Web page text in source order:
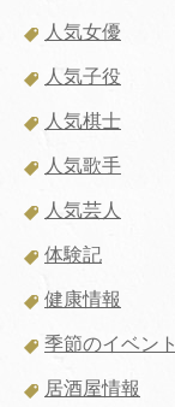
人気女優
人気子役
人気棋士
人気歌手
人気芸人
体験記
健康情報
季節のイベント
居酒屋情報